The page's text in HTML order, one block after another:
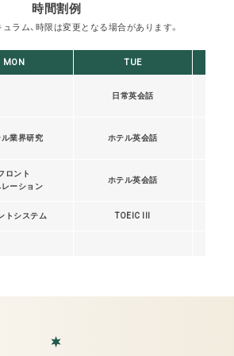
時間割例
ラム、時限は変更となる場合があります。
MON TUE
日常英会話
ル業界研究 ホテル英会話
ロント
レーション
ホテル英会話
トシステム TOEIC III